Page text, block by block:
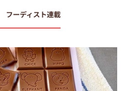
フーディスト連載